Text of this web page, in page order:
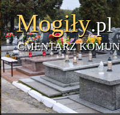
Mogiły.pl
CMENTARZ